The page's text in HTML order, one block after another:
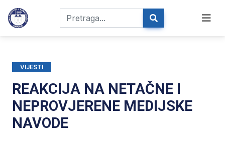
VIJESTI
REAKCIJA NA NETAČNE I
NEPROVJERENE MEDIJSKE
NAVODE